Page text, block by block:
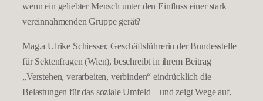
wenn ein geliebter Mensch unter den Einfluss einer stark
vereinnahmenden Gruppe gerät?
Mag.a Ulrike Schiesser, Geschäftsführerin der Bundesstelle
für Sektenfragen (Wien), beschreibt in ihrem Beitrag
„Verstehen, verarbeiten, verbinden“ eindrücklich die
Belastungen für das soziale Umfeld – und zeigt Wege auf,